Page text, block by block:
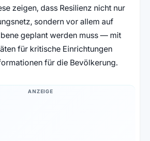
zeigen, dass Resilienz nicht nur
sondern vor allem auf
geplant werden muss — mit
für kritische Einrichtungen
für die Bevölkerung.
ANZEIGE